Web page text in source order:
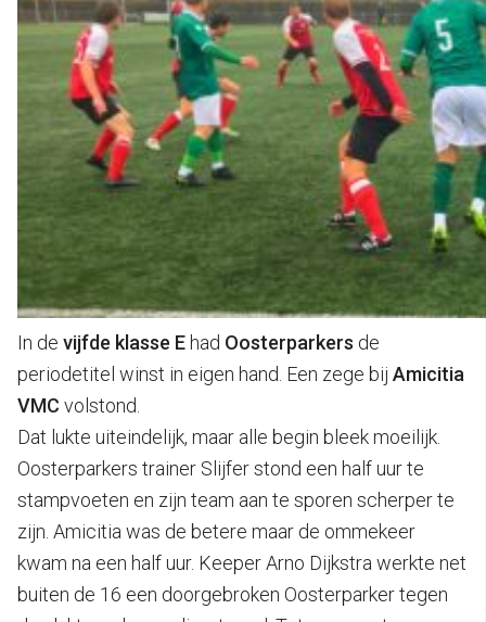
In de vijfde klasse Ehad Oosterparkers de
periodetitel winst in eigen hand. Een zege bij Amicitia
VMC volstond.
Dat lukte uiteindelijk, maar alle begin bleek moeilijk.
Oosterparkers trainer Slijfer stond een half uur te
stampvoeten en zijn team aan te sporen scherper te
zijn. Amicitia was de betere maar de ommekeer
kwam na een half uur. Keeper Arno Dijkstra werkte net
buiten de 16 een doorgebroken Oosterparker tegen